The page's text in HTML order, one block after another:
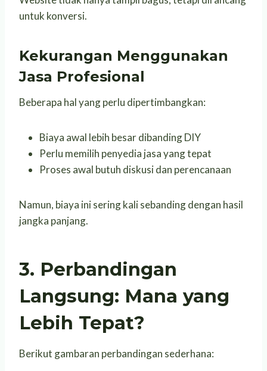
untuk konversi.
Kekurangan Menggunakan
Jasa Profesional
Beberapa hal yang perlu dipertimbangkan:
Biaya awal lebih besar dibanding DIY
Perlu memilih penyedia jasa yang tepat
Proses awal butuh diskusi dan perencanaan
Namun, biaya ini sering kali sebanding dengan hasil
jangka panjang.
3. Perbandingan
Langsung: Mana yang
Lebih Tepat?
Berikut gambaran perbandingan sederhana: